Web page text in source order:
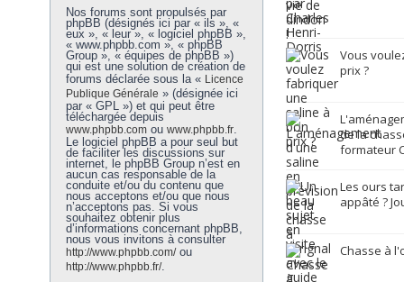
Nos forums sont propulsés par
phpBB (désignés ici par « ils », «
eux », « leur », « logiciel phpBB »,
« www.phpbb.com », « phpBB
Group », « équipes de phpBB »)
qui est une solution de création de
forums déclarée sous la « Licence
Publique Générale » (désignée ici
par « GPL ») et qui peut être
téléchargée depuis
www.phpbb.com ou www.phpbb.fr.
Le logiciel phpBB a pour seul but
de faciliter les discussions sur
internet, le phpBB Group n’est en
aucun cas responsable de la
conduite et/ou du contenu que
nous acceptons et/ou que nous
n’acceptons pas. Si vous
souhaitez obtenir plus
d’informations concernant phpBB,
nous vous invitons à consulter
http://www.phpbb.com/ou
http://www.phpbb.fr/.
Vous
prix ?
de la
formateur
Les ours
appâté ?
Chasse à